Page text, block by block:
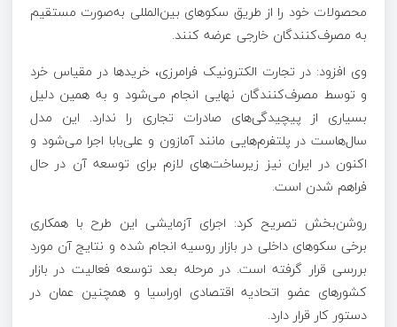
محصولات خود را از طریق سکوهای بین‌المللی به‌صورت مستقیم
به مصرف‌کنندگان خارجی عرضه کنند.
وی افزود: در تجارت الکترونیک فرامرزی، خریدها در مقیاس خرد
و توسط مصرف‌کنندگان نهایی انجام می‌شود و به همین دلیل
بسیاری از پیچیدگی‌های صادرات تجاری را ندارد. این مدل
سال‌هاست در پلتفرم‌هایی مانند آمازون و علی‌بابا اجرا می‌شود و
اکنون در ایران نیز زیرساخت‌های لازم برای توسعه آن در حال
فراهم شدن است.
روشن‌بخش تصریح کرد: اجرای آزمایشی این طرح با همکاری
برخی سکوهای داخلی در بازار روسیه انجام شده و نتایج آن مورد
بررسی قرار گرفته است. در مرحله بعد توسعه فعالیت در بازار
کشورهای عضو اتحادیه اقتصادی اوراسیا و همچنین عمان در
دستور کار قرار دارد.